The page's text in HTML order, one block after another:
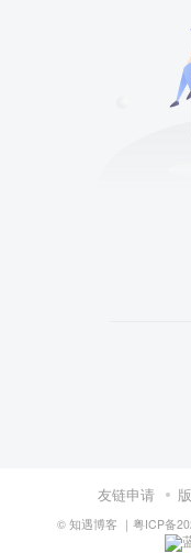
友链申请
© 知遇博客 ｜ 粤ICP备